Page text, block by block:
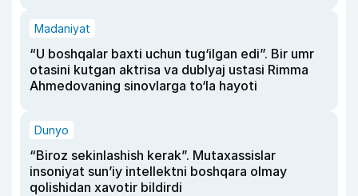
Madaniyat
“U boshqalar baxti uchun tug‘ilgan edi”. Bir umr
otasini kutgan aktrisa va dublyaj ustasi Rimma
Ahmedovaning sinovlarga to‘la hayoti
Dunyo
“Biroz sekinlashish kerak”. Mutaxassislar
insoniyat sun’iy intellektni boshqara olmay
qolishidan xavotir bildirdi